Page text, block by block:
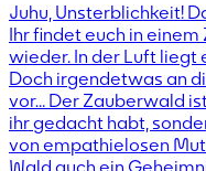
Juhu, Unsterblichkeit!
Ihr findet euch in
wieder. In der Luft liegt
Doch irgendetwas an
vor… Der Zauberwald
ihr gedacht habt,
von empathielosen